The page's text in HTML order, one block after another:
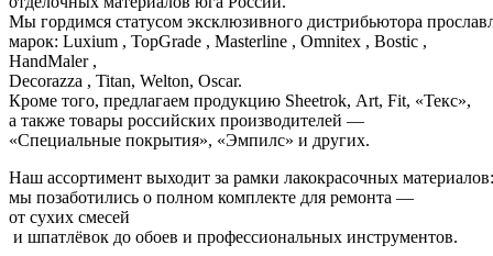
Мы гордимся статусом эксклюзивного дистрибьютора
марок: Luxium , TopGrade , Masterline , Omnitex , Bostic ,
HandMaler ,
Decorazza , Titan, Welton, Oscar.
Кроме того, предлагаем продукцию Sheetrok, Art, Fit, «Текс»,
а также товары российских производителей —
«Специальные покрытия», «Эмпилс» и других.
Наш ассортимент выходит за рамки лакокрасочных
мы позаботились о полном комплекте для ремонта —
от сухих смесей
и шпатлёвок до обоев и профессиональных инструментов.